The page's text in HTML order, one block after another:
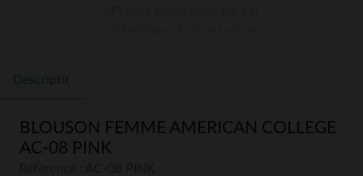
Descriptif
BLOUSON FEMME AMERICAN COLLEGE
AC-08 PINK